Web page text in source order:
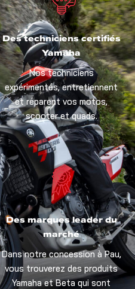
Des techniciens certifiés
Yamaha
Nos techniciens
expérimentés, entretiennent
et réparent vos motos,
scooter et quads.
Des marques leader du
marché
Dans notre concession à Pau,
vous trouverez des produits
Yamaha et Beta qui sont